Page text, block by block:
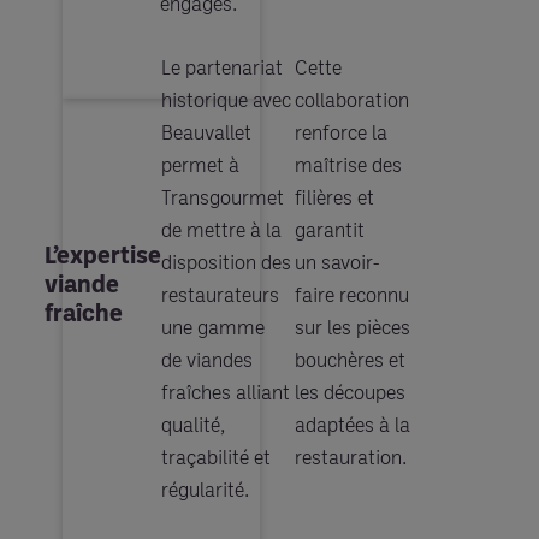
L’expertise
viande
fraîche
Le partenariat
historique avec
Beauvallet
permet à
Transgourmet
de mettre à la
disposition des
restaurateurs
une gamme
de viandes
fraîches alliant
qualité,
traçabilité et
régularité.
Cette
collaboration
renforce la
maîtrise des
filières et
garantit
un savoir-
faire reconnu
sur les pièces
bouchères et
les découpes
adaptées à la
restauration.